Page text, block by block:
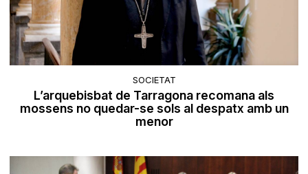
SOCIETAT
L’arquebisbat de Tarragona recomana als
mossens no quedar-se sols al despatx amb un
menor